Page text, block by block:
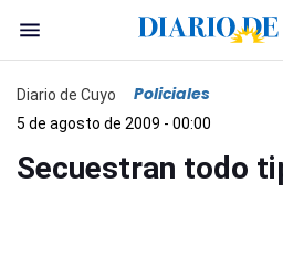
Diario de Cuyo Policiales
5 de agosto de 2009 - 00:00
Secuestran todo